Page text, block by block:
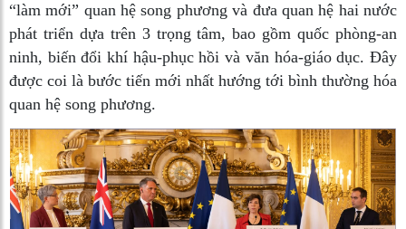
“làm mới” quan hệ song phương và đưa quan hệ hai nước
phát triển dựa trên 3 trọng tâm, bao gồm quốc phòng-an
ninh, biến đổi khí hậu-phục hồi và văn hóa-giáo dục. Đây
được coi là bước tiến mới nhất hướng tới bình thường hóa
quan hệ song phương.